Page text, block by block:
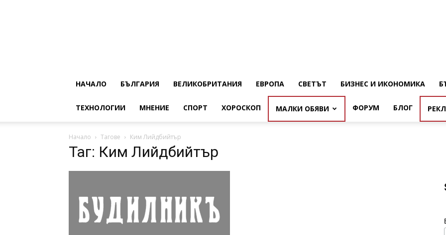
НАЧАЛО БЪЛГАРИЯ ВЕЛИКОБРИТАНИЯ ЕВРОПА СВЕТЪТ БИЗНЕС И ИКОНОМИКА
ТЕХНОЛОГИИ МНЕНИЕ СПОРТ ХОРОСКОП МАЛКИ ОБЯВИ ФОРУМ БЛОГ
Начало Тагове Ким Лийдбийтър
Таг: Ким Лийдбийтър